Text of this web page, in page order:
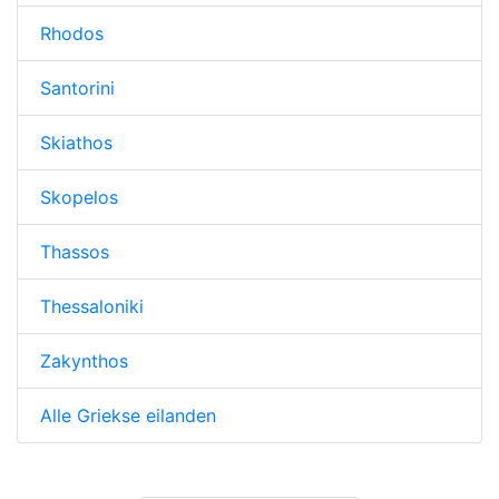
Rhodos
Santorini
Skiathos
Skopelos
Thassos
Thessaloniki
Zakynthos
Alle Griekse eilanden